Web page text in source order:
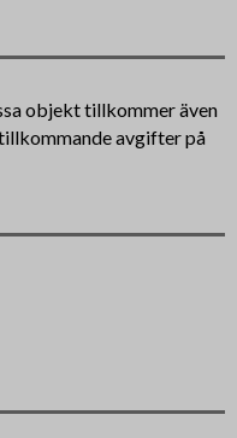
objekt tillkommer även
avgifter på